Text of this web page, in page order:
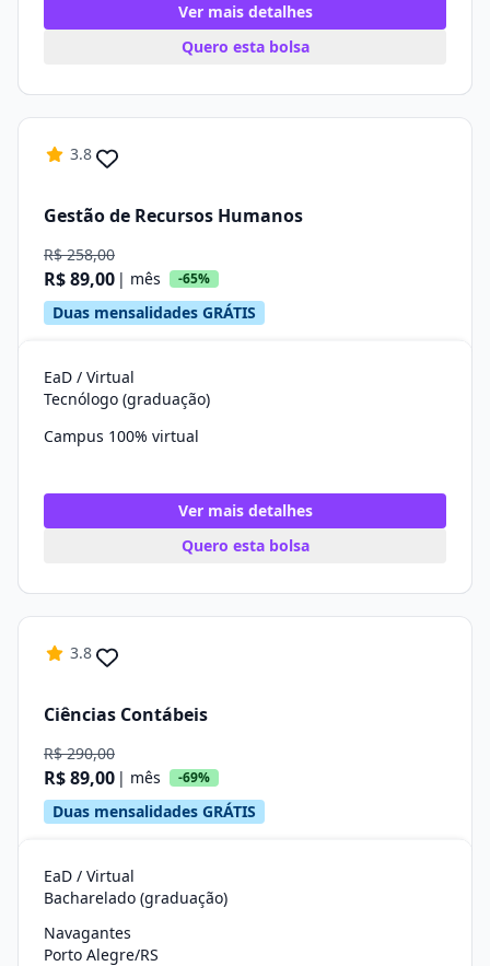
Ver mais detalhes
Quero esta bolsa
3.8
Gestão de Recursos Humanos
R$ 258,00
R$ 89,00 | mês -65%
Duas mensalidades GRÁTIS
EaD / Virtual
Tecnólogo (graduação)
Campus 100% virtual
Ver mais detalhes
Quero esta bolsa
3.8
Ciências Contábeis
R$ 290,00
R$ 89,00 | mês -69%
Duas mensalidades GRÁTIS
EaD / Virtual
Bacharelado (graduação)
Navagantes
Porto Alegre/RS